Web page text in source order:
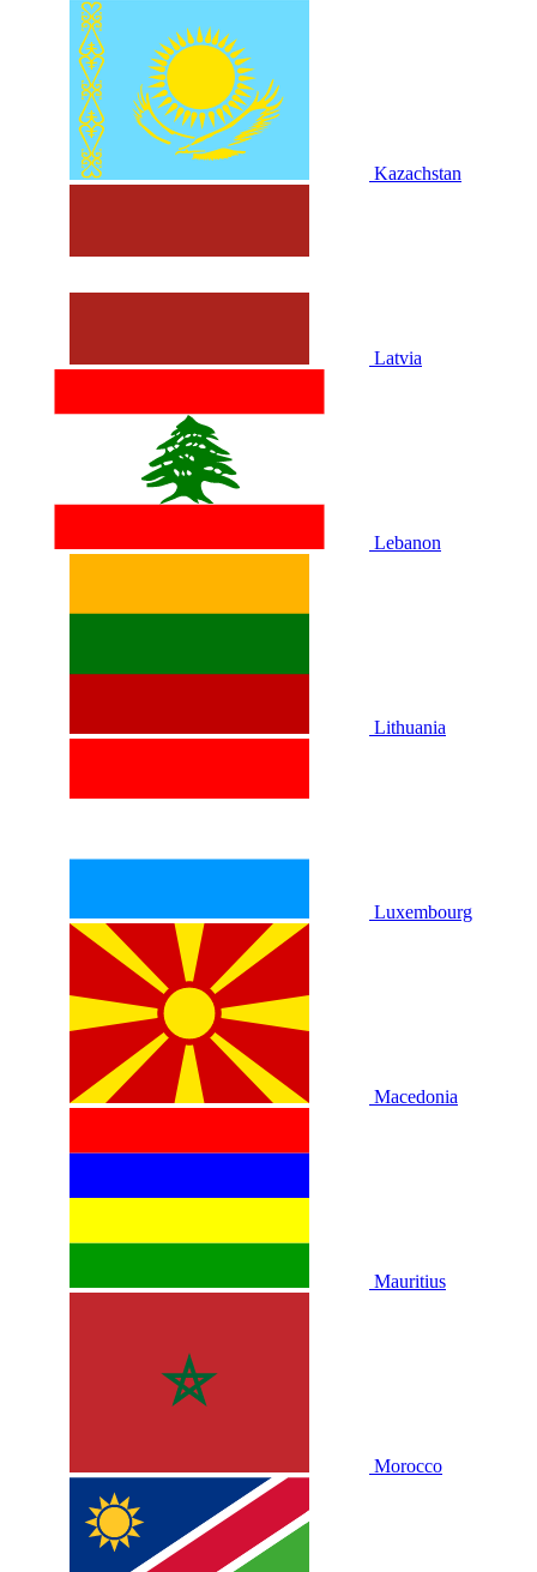
Kazachstan
Latvia
Lebanon
Lithuania
Luxembourg
Macedonia
Mauritius
Morocco